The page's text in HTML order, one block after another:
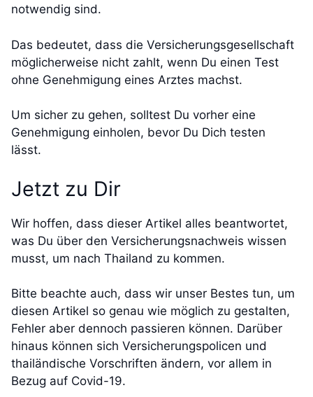
notwendig sind.
Das bedeutet, dass die Versicherungsgesellschaft
möglicherweise nicht zahlt, wenn Du einen Test
ohne Genehmigung eines Arztes machst.
Um sicher zu gehen, solltest Du vorher eine
Genehmigung einholen, bevor Du Dich testen
lässt.
Jetzt zu Dir
Wir hoffen, dass dieser Artikel alles beantwortet,
was Du über den Versicherungsnachweis wissen
musst, um nach Thailand zu kommen.
Bitte beachte auch, dass wir unser Bestes tun, um
diesen Artikel so genau wie möglich zu gestalten,
Fehler aber dennoch passieren können. Darüber
hinaus können sich Versicherungspolicen und
thailändische Vorschriften ändern, vor allem in
Bezug auf Covid-19.